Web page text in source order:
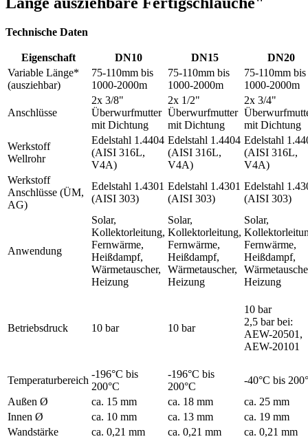
Technische Daten
Eigenschaft DN10 DN15
DN20
Variable Länge*
(ausziehbar)
75-110mm bis
1000-2000m
75-110mm bis
1000-2000m
75-110mm bis
1000-2000m
Anschlüsse
2x 3/8"
Überwurfmutter
mit Dichtung
2x 1/2"
Überwurfmutter
mit Dichtung
2x 3/4"
mit Dichtung
Werkstoff
Wellrohr
Edelstahl 1.4404
(AISI 316L,
V4A)
Edelstahl 1.4404
(AISI 316L,
V4A)
Edelstahl
(AISI 316L,
V4A)
Werkstoff
Anschlüsse (ÜM,
AG)
Edelstahl 1.4301
(AISI 303)
Edelstahl 1.4301
(AISI 303)
Edelstahl
(AISI 303)
Anwendung
Solar,
Kollektorleitung,
Fernwärme,
Heißdampf,
Wärmetauscher,
Heizung
Solar,
Kollektorleitung,
Fernwärme,
Heißdampf,
Wärmetauscher,
Heizung
Solar,
Fernwärme,
Heißdampf,
Heizung
Betriebsdruck 10 bar 10 bar
10 bar
2,5 bar bei:
AEW-20501,
AEW-20101
Temperaturbereich
-196°C bis
200°C
-196°C bis
200°C
-40°C bis
Außen Ø
ca. 15 mm ca. 18 mm
ca. 25 mm
Innen Ø
ca. 10 mm ca. 13 mm
ca. 19 mm
Wandstärke
ca. 0,21 mm ca. 0,21 mm ca. 0,21 mm